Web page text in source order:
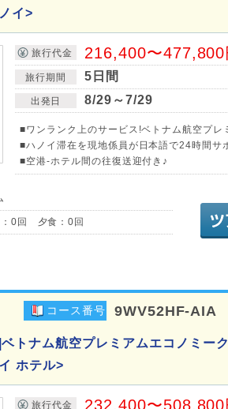
イ>
旅行代金 216,400〜477,800
旅行期間 5日間
出発日 8/29～7/29
■ワンランク上のサービス!ベトナム航空プレ
■ハノイ滞在を現地係員が日本語で24時間サ
■空港-ホテル間の往復送迎付き♪
0回 夕食：0回
コース番号 9WV52HF-AIA
トナム航空プレミアムエコノミー
ホテル>
旅行代金 232,400〜508,800